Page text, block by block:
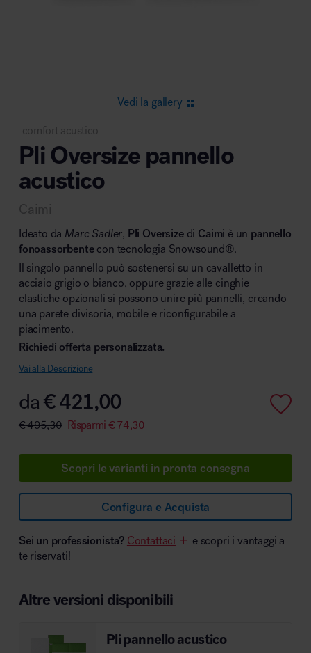
Area lounge e attesa
Area outdoor
MillerKnoll
Vedi la gallery
comfort acustico
Pli Oversize pannello
acustico
Caimi
Ideato da Marc Sadler, Pli Oversizedi Caimi è un pannello
fonoassorbentecon tecnologia Snowsound®.
Il singolo pannello può sostenersi su un cavalletto in
acciaio grigio o bianco, oppure grazie alle cinghie
elastiche opzionali si possono unire più pannelli, creando
una parete divisoria, mobile e riconfigurabile a
piacimento.
Richiedi offerta personalizzata.
Vai alla Descrizione
da€421,00
€495,30 Risparmi €74,30
Scopri le varianti in pronta consegna
Configura e Acquista
Sei un professionista? Contattaci
e scopri i vantaggi a
te riservati!
Altre versioni disponibili
Pli pannello acustico